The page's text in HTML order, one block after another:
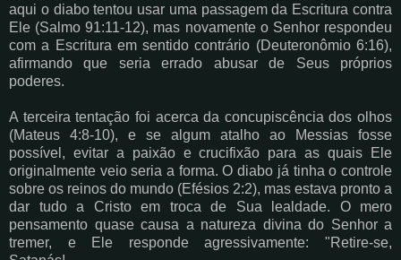
aqui o diabo tentou usar uma passagem da Escritura contra
Ele (Salmo 91:11-12), mas novamente o Senhor respondeu
com a Escritura em sentido contrário (Deuteronômio 6:16),
afirmando que seria errado abusar de Seus próprios
poderes.
A terceira tentação foi acerca da concupiscência dos olhos
(Mateus 4:8-10), e se algum atalho ao Messias fosse
possível, evitar a paixão e crucifixão para as quais Ele
originalmente veio seria a forma. O diabo já tinha o controle
sobre os reinos do mundo (Efésios 2:2), mas estava pronto a
dar tudo a Cristo em troca de Sua lealdade. O mero
pensamento quase causa a natureza divina do Senhor a
tremer, e Ele responde agressivamente: "Retire-se,